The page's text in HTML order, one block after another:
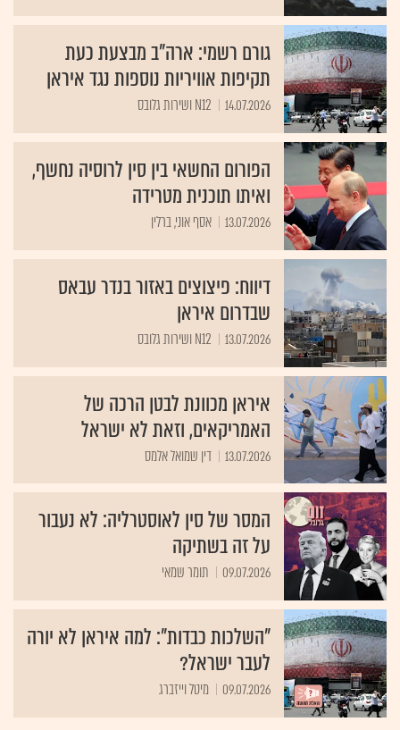
גורם רשמי: ארה"ב מבצעת כעת
תקיפות אוויריות נוספות נגד איראן
14.07.2026 N12 ושירות גלובס
הפורום החשאי בין סין לרוסיה נחשף,
ואיתו תוכנית מטרידה
13.07.2026 אסף אוני, ברלין
דיווח: פיצוצים באזור בנדר עבאס
שבדרום איראן
13.07.2026 N12 ושירות גלובס
איראן מכוונת לבטן הרכה של
האמריקאים, וזאת לא ישראל
13.07.2026 דין שמואל אלמס
המסר של סין לאוסטרליה: לא נעבור
על זה בשתיקה
09.07.2026 תומר שמאי
"השלכות כבדות": למה איראן לא יורה
לעבר ישראל?
09.07.2026 מיטל וייזברג